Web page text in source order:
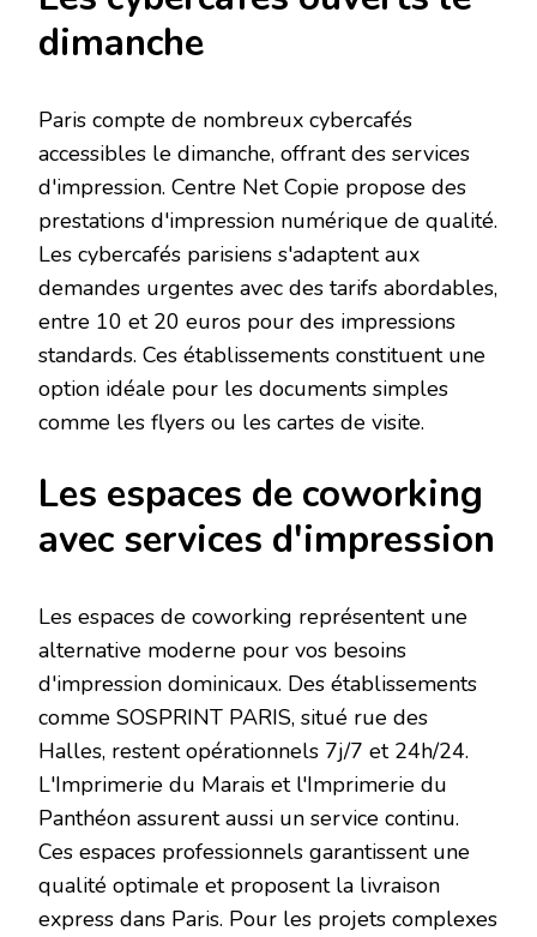
dimanche
Paris compte de nombreux cybercafés
accessibles le dimanche, offrant des services
d'impression. Centre Net Copie propose des
prestations d'impression numérique de qualité.
Les cybercafés parisiens s'adaptent aux
demandes urgentes avec des tarifs abordables,
entre 10 et 20 euros pour des impressions
standards. Ces établissements constituent une
option idéale pour les documents simples
comme les flyers ou les cartes de visite.
Les espaces de coworking
avec services d'impression
Les espaces de coworking représentent une
alternative moderne pour vos besoins
d'impression dominicaux. Des établissements
comme SOSPRINT PARIS, situé rue des
Halles, restent opérationnels 7j/7 et 24h/24.
L'Imprimerie du Marais et l'Imprimerie du
Panthéon assurent aussi un service continu.
Ces espaces professionnels garantissent une
qualité optimale et proposent la livraison
express dans Paris. Pour les projets complexes